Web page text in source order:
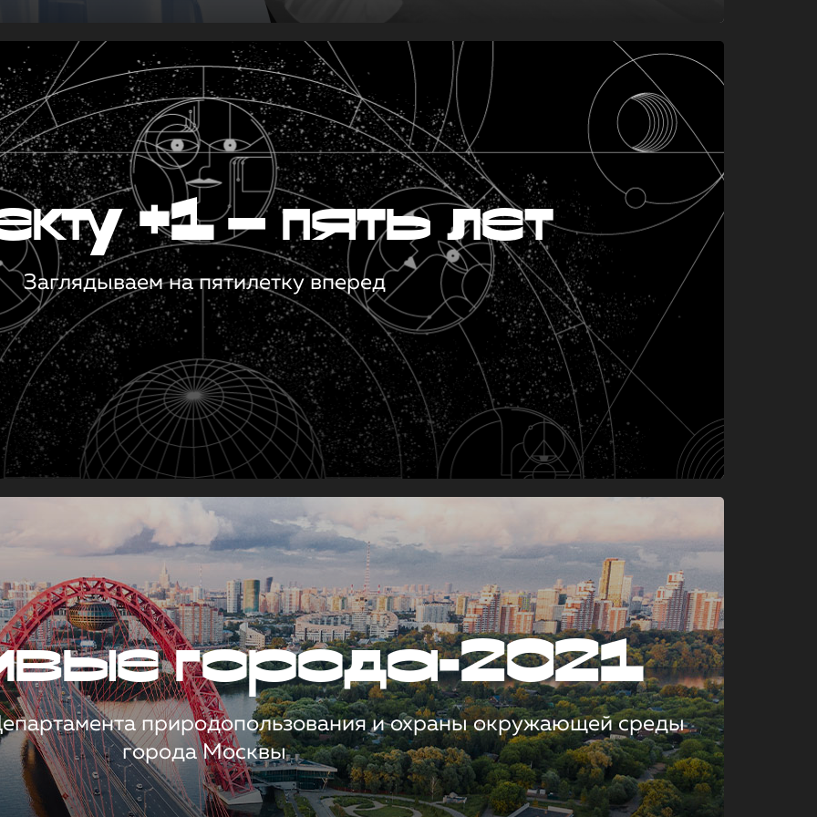
+1 — пять лет
Заглядываем на пятилетку вперед
города-2021
природопользования и охраны окружающей среды
города Москвы